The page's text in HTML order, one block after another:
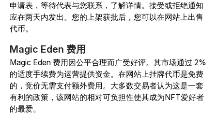
申请表，等待代表与您联系，了解详情。接受或拒绝通知
应在两天内发出。您的上架获批后，您可以在网站上出售
代币。
Magic Eden 费用
Magic Eden 费用因公平合理而广受好评。其市场通过 2%
的适度手续费为运营提供资金。在网站上挂牌代币是免费
的，竞价无需支付额外费用。大多数交易者认为这是一套
有利的政策，该网站的相对可负担性使其成为NFT爱好者
的最爱。